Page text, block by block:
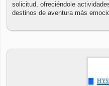
solicitud, ofreciéndole
destinos de aventura más
alojamiento en hoteles y los